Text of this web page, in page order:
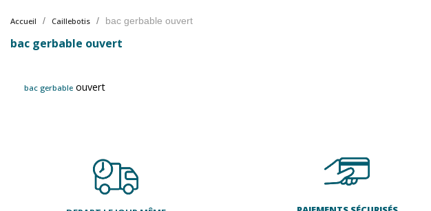
Accueil Caillebotis bac gerbable ouvert
bac gerbable ouvert
bac gerbable ouvert